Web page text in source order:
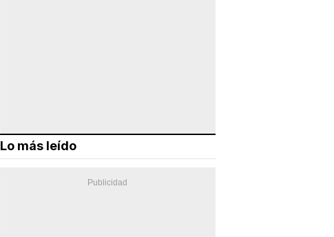
Lo más leído